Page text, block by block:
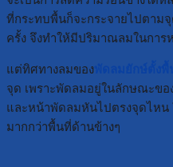
ที่กระทบพื้นก็จะกระจายไปตาม
ครั้ง จึงทำให้มีปริมาณลมในการ
แต่ทิศทางลมของ
จุด เพราะพัดลมอยู่ในลักษณะข
และหน้าพัดลมหันไปตรงจุดไหน
มากกว่าพื้นที่ด้านข้างๆ